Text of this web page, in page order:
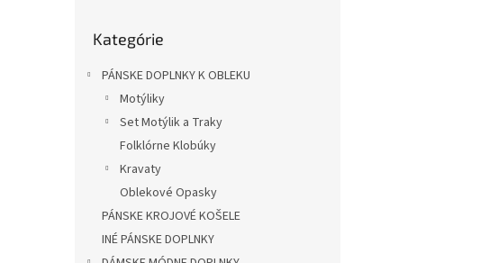
kategórie
Kategórie
PÁNSKE DOPLNKY K OBLEKU
Motýliky
Set Motýlik a Traky
Folklórne Klobúky
Kravaty
Oblekové Opasky
PÁNSKE KROJOVÉ KOŠELE
INÉ PÁNSKE DOPLNKY